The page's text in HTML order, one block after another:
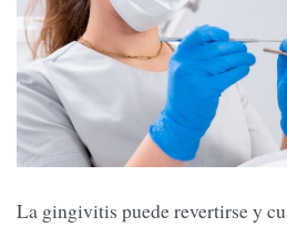
La gingivitis puede revertirse y